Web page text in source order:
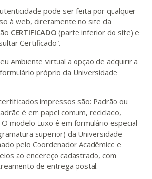
pode ser feita por qualquer
à web, diretamente no site da
CERTIFICADO (parte inferior do site) e
Certificado”.
Ambiente Virtual a opção de adquirir a
próprio da Universidade
impressos são: Padrão ou
é em papel comum, reciclado,
modelo Luxo é em formulário especial
superior) da Universidade
pelo Coordenador Acadêmico e
ao endereço cadastrado, com
de entrega postal.